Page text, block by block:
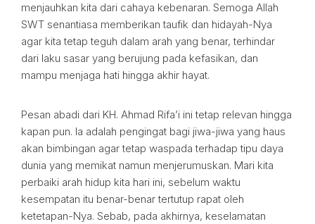
menjauhkan kita dari cahaya kebenaran. Semoga Allah
SWT senantiasa memberikan taufik dan hidayah-Nya
agar kita tetap teguh dalam arah yang benar, terhindar
dari laku sasar yang berujung pada kefasikan, dan
mampu menjaga hati hingga akhir hayat.
Pesan abadi dari KH. Ahmad Rifa’i ini tetap relevan hingga
kapan pun. Ia adalah pengingat bagi jiwa-jiwa yang haus
akan bimbingan agar tetap waspada terhadap tipu daya
dunia yang memikat namun menjerumuskan. Mari kita
perbaiki arah hidup kita hari ini, sebelum waktu
kesempatan itu benar-benar tertutup rapat oleh
ketetapan-Nya. Sebab, pada akhirnya, keselamatan